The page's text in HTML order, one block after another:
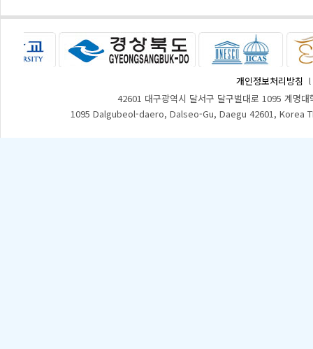
개인정보처리방침
42601 대구광역시 달서구 달구벌대로 1095 계명대
1095 Dalgubeol-daero, Dalseo-Gu, Daegu 42601,